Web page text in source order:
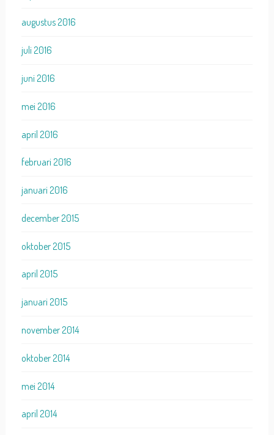
augustus 2016
juli 2016
juni 2016
mei 2016
april 2016
februari 2016
januari 2016
december 2015
oktober 2015
april 2015
januari 2015
november 2014
oktober 2014
mei 2014
april 2014